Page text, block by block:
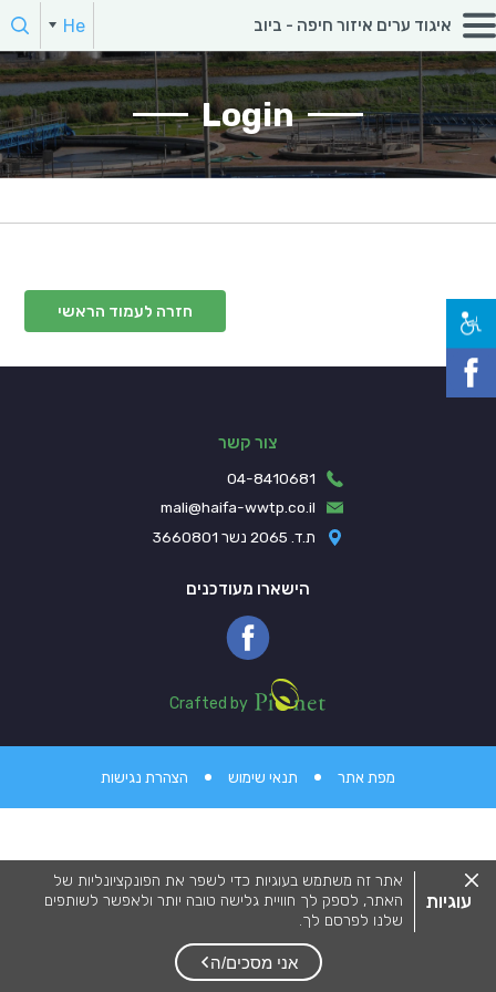
עוגיות
אתר זה משתמש בעוגיות כדי לשפר את הפונקציונליות של
האתר, לספק לך חוויית גלישה טובה יותר ולאפשר לשותפים
שלנו לפרסם לך.
מידע המפרט על השימוש בעוגיות באתר זה וכיצד ניתן לדחות
אותם, ניתן לצפותבמדיניות העוגיות שלנו
על ידי שימוש באתר זה או לחיצה על "אני מסכים", אתה
אני מסכים/ה
סגור
את
מדיניות
חפש:
הקלד מילת חיפוש
איגוד ערים איזור חיפה - ביוב He
Login
חזרה לעמוד הראשי
צור קשר
04-8410681
mali@haifa-wwtp.co.il
ת.ד. 2065 נשר 3660801
הישארו מעודכנים
Crafted by
Pionet Logo
מפת אתר תנאי שימוש הצהרת נגישות